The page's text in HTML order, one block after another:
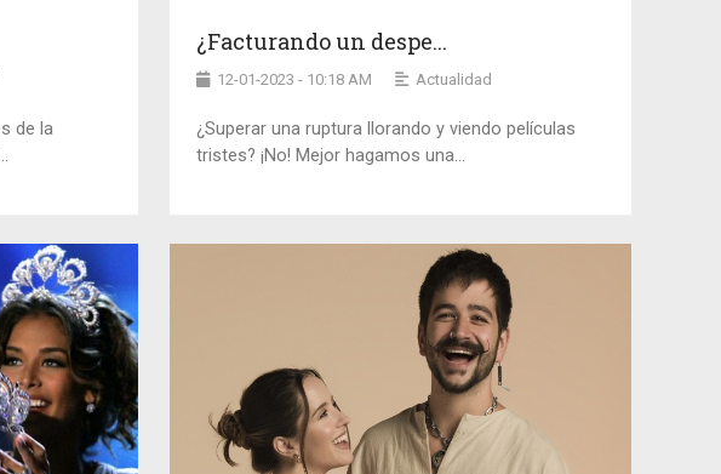
de la
¿Facturando un despe...
12-01-2023 - 10:18 AM Actualidad
¿Superar una ruptura llorando y viendo películas
tristes? ¡No! Mejor hagamos una...